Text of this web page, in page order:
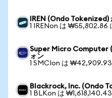
IREN (Ondo Tokenized)
1 IRENon は ₩55,802.86
Super Micro Computer
ォン
1 SMCIon は ₩42,909.93
Blackrock, Inc. (Ondo
1 BLKon は